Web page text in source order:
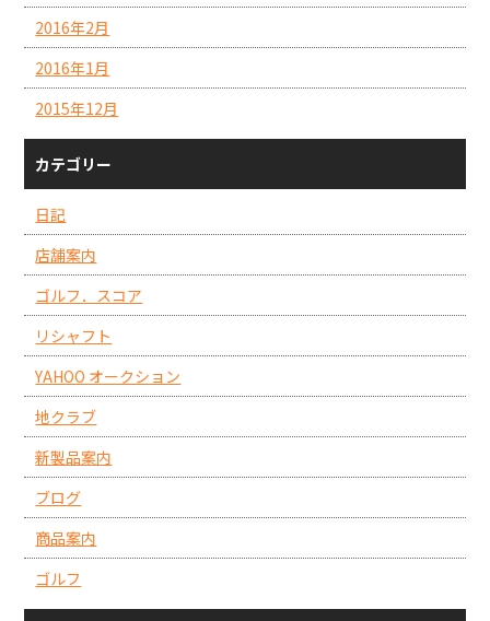
2016年2月
2016年1月
2015年12月
カテゴリー
日記
店舗案内
ゴルフ．スコア
リシャフト
YAHOO オークション
地クラブ
新製品案内
ブログ
商品案内
ゴルフ